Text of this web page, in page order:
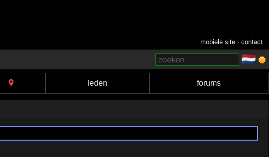
mobiele site ·contact
🇳🇱
leden forums